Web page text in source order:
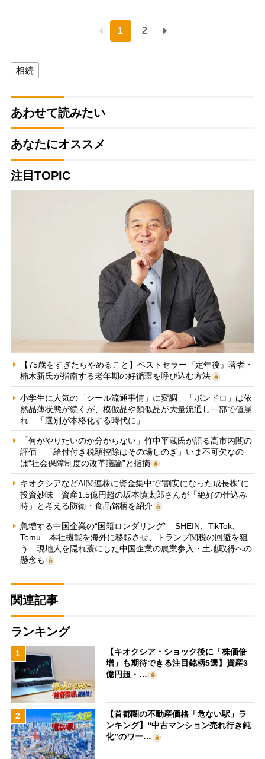
1 2
相続
あわせて読みたい
あなたにオススメ
注目TOPIC
【75歳をすぎたらやめること】ベストセラー『定年後』著者・
楠木新氏が指南する老年期の好循環を呼び込む方法
小学生に人気の「シール流通事情」に変調 「ボンドロ」は依
然品薄状態が続くが、模倣品や類似品が大量流通し一部で値崩
れ 「選別が本格化する時代に」
「何がやりたいのか分からない」竹中平蔵氏が語る高市内閣の
評価 「給付付き税額控除はその場しのぎ」いま不可欠なの
は“社会保障制度の改革議論”と指摘
キオクシアなどAI関連株に資金集中で“割安になった成長株”に
投資妙味 資産1.5億円超の坂本慎太郎さんが「絶好の仕込み
時」と考える防衛・食品銘柄を紹介
急増する中国企業の“国籍ロンダリング” SHEIN、TikTok、
Temu…本社機能を海外に移転させ、トランプ関税の回避を狙
う 現地人を隠れ蓑にした中国企業の農業参入・土地取得への
懸念も
関連記事
ランキング
1
【キオクシア・ショック後に「株価倍
増」も期待できる注目銘柄5選】資産3
億円超・…
2
【首都圏の不動産価格「危ない駅」ラ
ンキング】“中古マンション売れ行き鈍
化”のワー…